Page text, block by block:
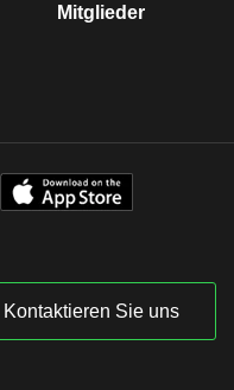
Mitglieder
Kontaktieren Sie uns